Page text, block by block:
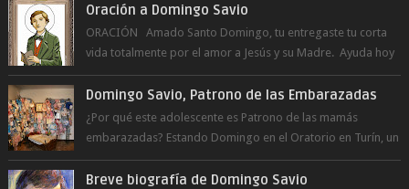
Oración a Domingo Savio
ORACIÓN Amado Santo Domingo, tu entregaste tu corta
vida totalmente por el amor a Jesús y su Madre. Ayuda hoy
a la juventud para ...
Domingo Savio, Patrono de las Embarazadas
¿Por qué este adolescente es Patrono de las mamás
embarazadas? Estando Domingo en el Oratorio en Turín, un
día le pide a Don Bosco...
Breve biografía de Domingo Savio